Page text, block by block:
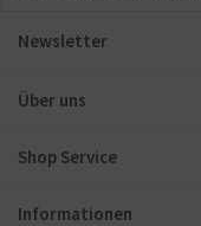
Newsletter
Über uns
Shop Service
Informationen